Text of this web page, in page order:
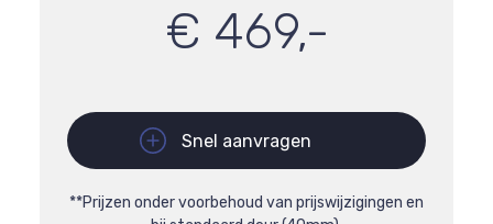
€ 469,-
Snel aanvragen
**Prijzen onder voorbehoud van prijswijzigingen en